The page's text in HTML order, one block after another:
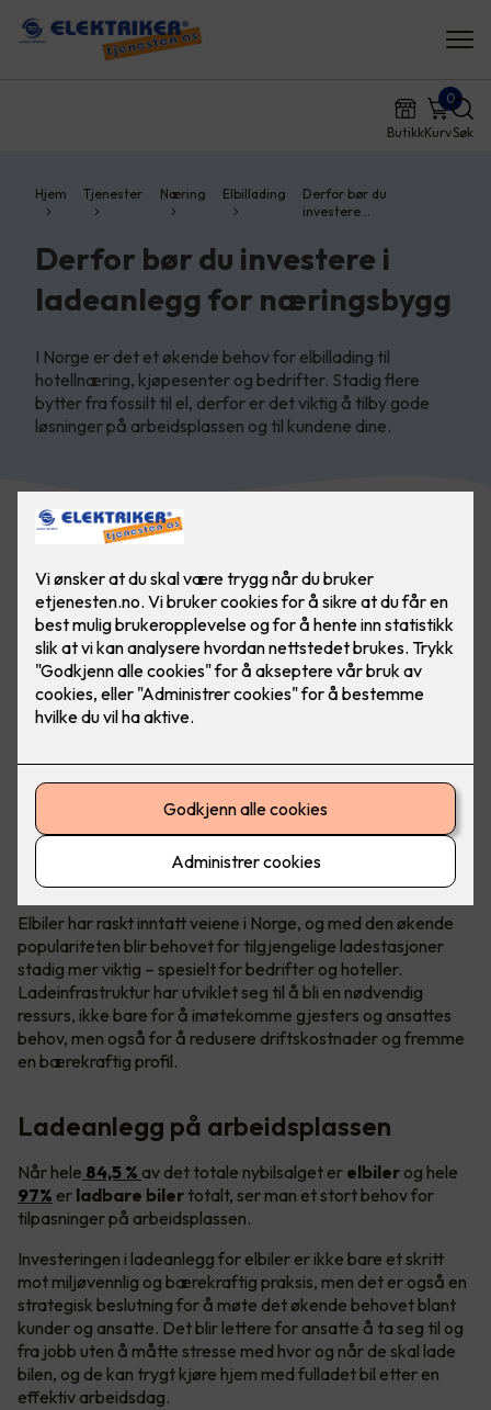
ButikkKurv
0
Søk
Hjem Tjenester Næring Elbillading
Derfor bør du
investere…
Derfor bør du investere i
ladeanlegg for næringsbygg
I Norge er det et økende behov for elbillading til
hotellnæring, kjøpesenter og bedrifter. Stadig flere
bytter fra fossilt til el, derfor er det viktig å tilby gode
løsninger på arbeidsplassen og til kundene dine.
enklere ved å installere ladeanlegg på arbeidsplassen.
Foto: Marthe Thu (Zaptec)
Utskifting til elbiler
Elbiler har raskt inntatt veiene i Norge, og med den økende
populariteten blir behovet for tilgjengelige ladestasjoner
stadig mer viktig – spesielt for bedrifter og hoteller.
Ladeinfrastruktur har utviklet seg til å bli en nødvendig
ressurs, ikke bare for å imøtekomme gjesters og ansattes
behov, men også for å redusere driftskostnader og fremme
en bærekraftig profil.
Ladeanlegg på arbeidsplassen
Når hele 84,5 % av det totale nybilsalget er elbiler og hele
97% er ladbare biler totalt, ser man et stort behov for
tilpasninger på arbeidsplassen.
Investeringen i ladeanlegg for elbiler er ikke bare et skritt
mot miljøvennlig og bærekraftig praksis, men det er også en
strategisk beslutning for å møte det økende behovet blant
kunder og ansatte. Det blir lettere for ansatte å ta seg til og
fra jobb uten å måtte stresse med hvor og når de skal lade
bilen, og de kan trygt kjøre hjem med fulladet bil etter en
effektiv arbeidsdag.